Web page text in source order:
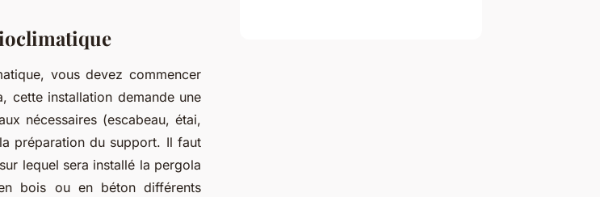
vous devez commencer
cette installation demande une
nécessaires (escabeau, étai,
préparation du support. Il faut
lequel sera installé la pergola
bois ou en béton différents